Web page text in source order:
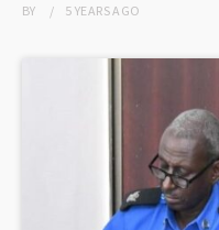
BY 5 YEARSAGO